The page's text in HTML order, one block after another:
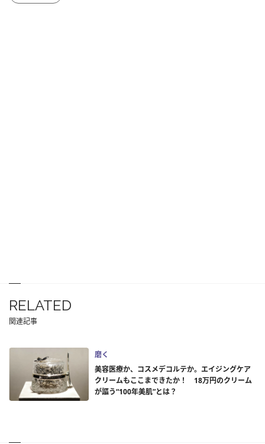
RELATED
関連記事
磨く
美容医療か、コスメデコルテか。エイジングケア
クリームもここまできたか！ 18万円のクリーム
が謳う“100年美肌”とは？